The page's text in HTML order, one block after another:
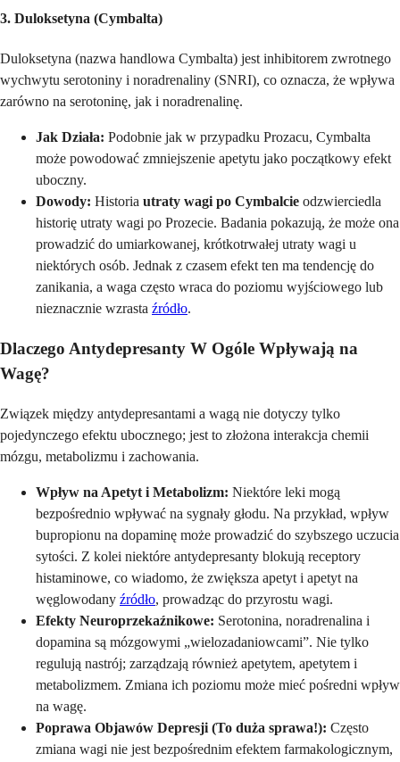
3. Duloksetyna (Cymbalta)
Duloksetyna (nazwa handlowa Cymbalta) jest inhibitorem zwrotnego
wychwytu serotoniny i noradrenaliny (SNRI), co oznacza, że wpływa
zarówno na serotoninę, jak i noradrenalinę.
Jak Działa: Podobnie jak w przypadku Prozacu, Cymbalta
może powodować zmniejszenie apetytu jako początkowy efekt
uboczny.
Dowody: Historia utraty wagi po Cymbalcie odzwierciedla
historię utraty wagi po Prozecie. Badania pokazują, że może ona
prowadzić do umiarkowanej, krótkotrwałej utraty wagi u
niektórych osób. Jednak z czasem efekt ten ma tendencję do
zanikania, a waga często wraca do poziomu wyjściowego lub
nieznacznie wzrasta źródło.
Dlaczego Antydepresanty W Ogóle Wpływają na
Wagę?
Związek między antydepresantami a wagą nie dotyczy tylko
pojedynczego efektu ubocznego; jest to złożona interakcja chemii
mózgu, metabolizmu i zachowania.
Wpływ na Apetyt i Metabolizm: Niektóre leki mogą
bezpośrednio wpływać na sygnały głodu. Na przykład, wpływ
bupropionu na dopaminę może prowadzić do szybszego uczucia
sytości. Z kolei niektóre antydepresanty blokują receptory
histaminowe, co wiadomo, że zwiększa apetyt i apetyt na
węglowodany źródło, prowadząc do przyrostu wagi.
Efekty Neuroprzekaźnikowe: Serotonina, noradrenalina i
dopamina są mózgowymi „wielozadaniowcami”. Nie tylko
regulują nastrój; zarządzają również apetytem, apetytem i
metabolizmem. Zmiana ich poziomu może mieć pośredni wpływ
na wagę.
Poprawa Objawów Depresji (To duża sprawa!): Często
zmiana wagi nie jest bezpośrednim efektem farmakologicznym,